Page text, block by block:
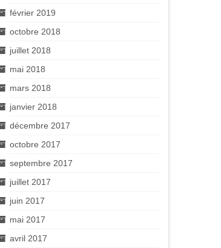
février 2019
octobre 2018
juillet 2018
mai 2018
mars 2018
janvier 2018
décembre 2017
octobre 2017
septembre 2017
juillet 2017
juin 2017
mai 2017
avril 2017